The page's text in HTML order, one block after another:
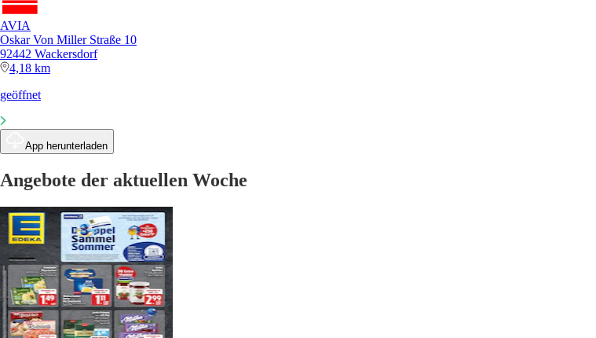
AVIA
Oskar Von Miller Straße 10
92442 Wackersdorf
4,18 km
geöffnet
App herunterladen
Angebote der aktuellen Woche